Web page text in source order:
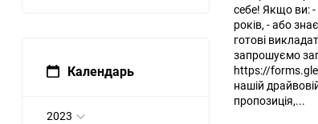
Календарь
2023
себе! Якщо ви: -
років, - або
готові
запрошуємо
https://
нашій
пропозиція,...